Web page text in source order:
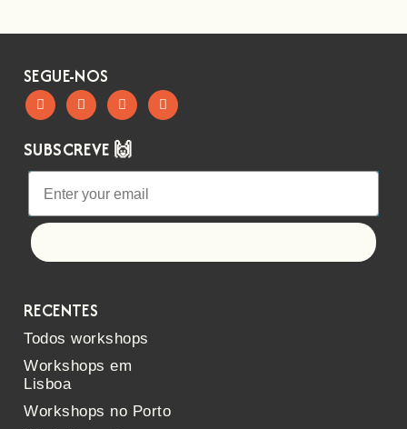
SEGUE-NOS
SUBSCREVE 🙌
RECENTES
Todos workshops
Workshops em
Lisboa
Workshops no Porto